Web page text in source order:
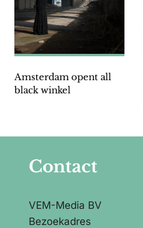
Amsterdam opent all
black winkel
Contact
VEM-Media BV
Bezoekadres